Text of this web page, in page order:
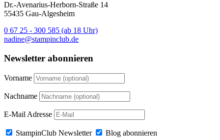
Dr.-Avenarius-Herborn-Straße 14
55435 Gau-Algesheim
0 67 25 - 300 585 (ab 18 Uhr)
nadine@stampinclub.de
Newsletter abonnieren
Vorname
Nachname
E-Mail Adresse
StampinClub Newsletter Blog abonnieren